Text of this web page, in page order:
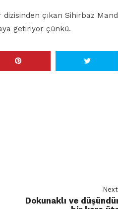
dizisinden çıkan Sihirbaz
getiriyor çünkü.
Dokunaklı ve